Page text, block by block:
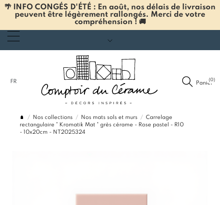
🌴 INFO CONGÉS D'ÉTÉ : En août, nos délais de livraison
peuvent être légèrement rallongés. Merci de votre
compréhension ! 🚚
FR Panier
(0)
Nos collections Nos mats sols et murs
Carrelage
rectangulaire " Kromatik Mat " grès cérame - Rose pastel - R10
- 10x20cm - NT2025324